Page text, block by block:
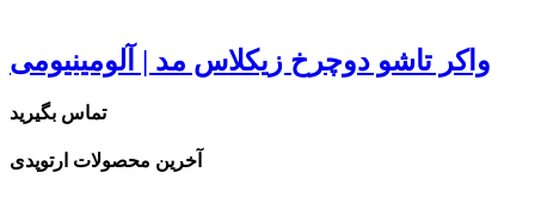
واکر تاشو دوچرخ زیکلاس مد | آلومینیومی
تماس بگیرید
آخرین محصولات ارتوپدی